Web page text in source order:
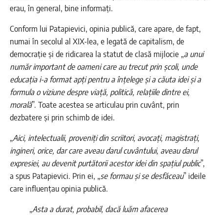
erau, în general, bine informați.
Conform lui Patapievici, opinia publică, care apare, de fapt,
numai în secolul al XIX-lea, e legată de capitalism, de
democrație și de ridicarea la statut de clasă mijlocie „a unui
număr important de oameni care au trecut prin școli, unde
educația i-a format apți pentru a înțelege și a căuta idei și a
formula o viziune despre viață, politică, relațiile dintre ei,
morală”. Toate acestea se articulau prin cuvânt, prin
dezbatere și prin schimb de idei.
„Aici, intelectualii, proveniți din scriitori, avocați, magistrați,
ingineri, orice, dar care aveau darul cuvântului, aveau darul
expresiei, au devenit purtătorii acestor idei din spațiul public”,
a spus Patapievici. Prin ei, „se formau și se desfăceau” ideile
care influențau opinia publică.
„Asta a durat, probabil, dacă luăm afacerea